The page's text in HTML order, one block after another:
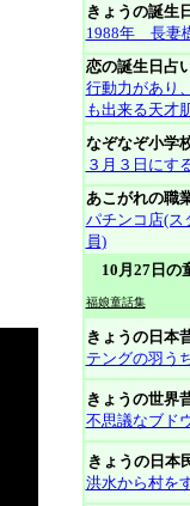
きょうの誕生
1988年 長妻
恋の誕生日占
行動力があり
も出来る天才
なぞなぞ小学
３月３日にす
あこがれの職
パチンコ店(ス
員)
10月27日の
福娘童話集
きょうの日本
テングの羽う
きょうの世界
不思議なブド
きょうの日本
洪水から村を